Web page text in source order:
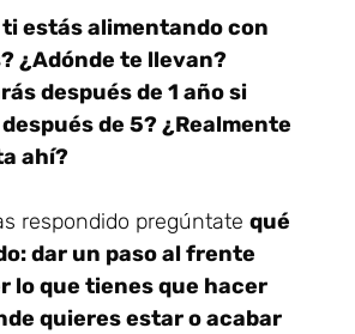
ti estás alimentando con
¿Adónde te llevan?
después de 1 año si
de 5? ¿Realmente
ahí?
respondido pregúntate qué
dar un paso al frente
lo que tienes que hacer
quieres estar o acabar